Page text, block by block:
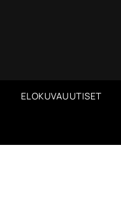
ELOKUVAUUTISET